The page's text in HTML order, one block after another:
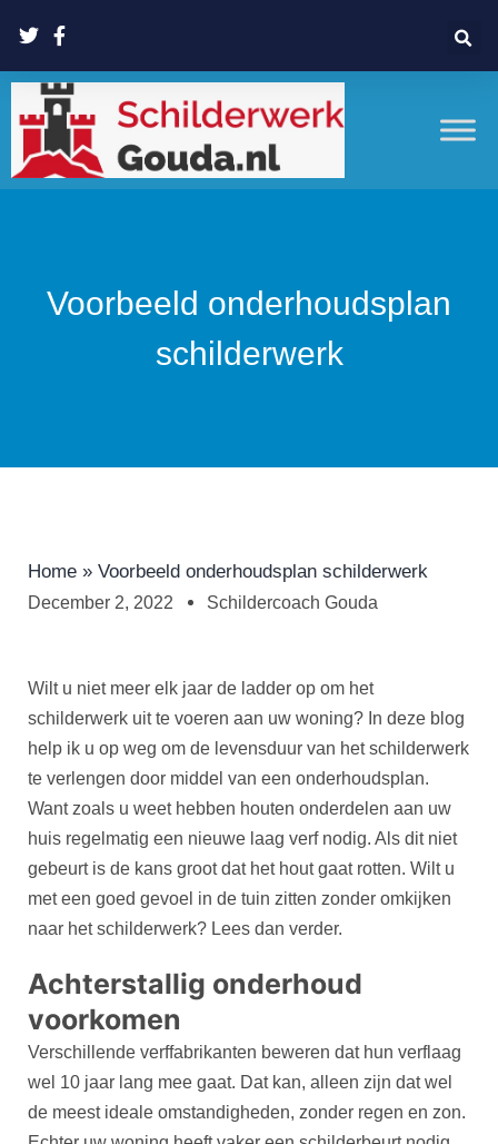
Voorbeeld onderhoudsplan
schilderwerk
Home » Voorbeeld onderhoudsplan schilderwerk
December 2, 2022 Schildercoach Gouda
Wilt u niet meer elk jaar de ladder op om het
schilderwerk uit te voeren aan uw woning? In deze blog
help ik u op weg om de levensduur van het schilderwerk
te verlengen door middel van een onderhoudsplan.
Want zoals u weet hebben houten onderdelen aan uw
huis regelmatig een nieuwe laag verf nodig. Als dit niet
gebeurt is de kans groot dat het hout gaat rotten. Wilt u
met een goed gevoel in de tuin zitten zonder omkijken
naar het schilderwerk? Lees dan verder.
Achterstallig onderhoud
voorkomen
Verschillende verffabrikanten beweren dat hun verflaag
wel 10 jaar lang mee gaat. Dat kan, alleen zijn dat wel
de meest ideale omstandigheden, zonder regen en zon.